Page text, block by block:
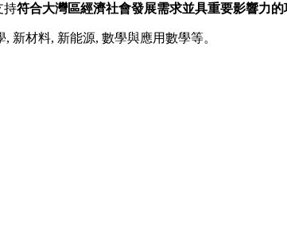
持符合大灣區經濟社會發展需求並具重要影響力的
新材料, 新能源, 數學與應用數學等。